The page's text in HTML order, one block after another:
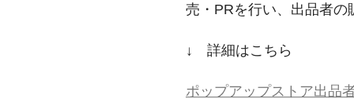
売・PRを行い、出品者
↓ 詳細はこちら
ポップアップストア出品